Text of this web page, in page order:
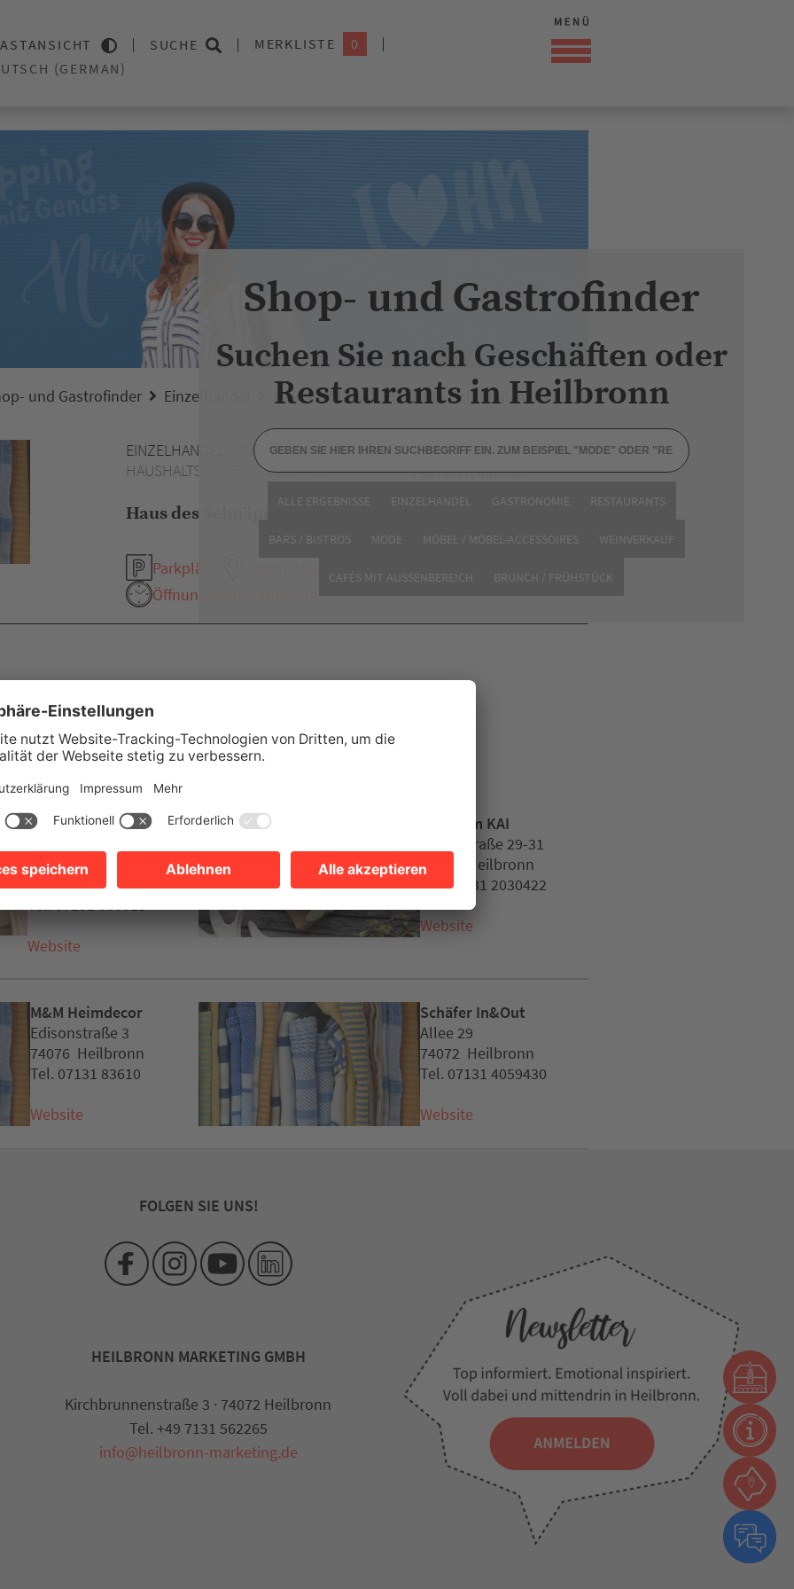
SUCHE MERKLISTE 0
Shop- und Gastrofinder
Suchen Sie nach Geschäften oder
Restaurants in Heilbronn
ALLE ERGEBNISSE EINZELHANDEL GASTRONOMIE RESTAURANTS
BARS / BISTROS MODE MÖBEL / MÖBEL-ACCESSOIRES WEINVERKAUF
CAFÉS MIT AUSSENBEREICH BRUNCH / FRÜHSTÜCK
und Gastrofinder Einzelhandel Heimtextilien Haus des Schnäppchens
EINZELHANDEL
MODE /
HAUSHALTSWAREN / MULTIMEDIA
Haus des Schnäppchens
Parkplätze
Öffnungszeiten anzeigen
Kilianstraße 8
74072 Heilbronn
Website
Empfehlungen
Bühler
Wilhelmstraße 33
74074 Heilbronn
Tel. 07131 580013
Website
Kultiv im KAI
Kaiserstraße 29-31
74072 Heilbronn
Tel. 07131 2030422
Website
M&M Heimdecor
Edisonstraße 3
74076 Heilbronn
Tel. 07131 83610
Website
Schäfer In&Out
Allee 29
74072 Heilbronn
Tel. 07131 4059430
Website
FOLGEN SIE UNS!
HEILBRONN MARKETING GMBH
Kirchbrunnenstraße 3 · 74072 Heilbronn
Tel. +49 7131 562265
info@heilbronn-marketing.de